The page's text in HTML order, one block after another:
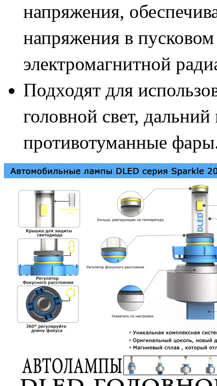
напряжения,
напряжения в
электромагнитной
Подходят для
головной свет, дальний
противотуманные